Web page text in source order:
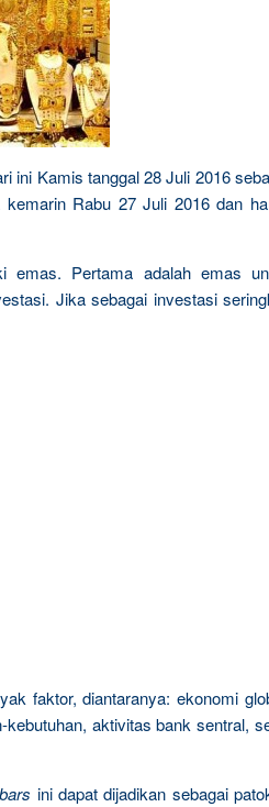
ini Kamis tanggal 28 Juli 2016
kemarin Rabu 27 Juli 2016 dan
emas. Pertama adalah emas
Jika sebagai investasi
faktor, diantaranya: ekonomi
aktivitas bank sentral,
ini dapat dijadikan sebagai